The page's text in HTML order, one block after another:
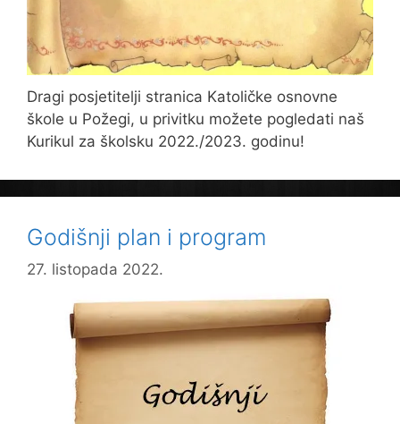
Dragi posjetitelji stranica Katoličke osnovne
škole u Požegi, u privitku možete pogledati naš
Kurikul za školsku 2022./2023. godinu!
Godišnji plan i program
27. listopada 2022.